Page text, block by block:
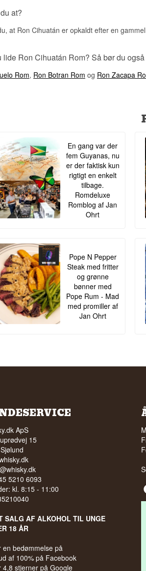
at?
at Ron Cihuatán er opkaldt efter en
lide Ron Cihuatán Rom? Så bør du
Rom, Ron Botran Rom og Ron Zacapa
En gang var der
fem Guyanas, nu
er der faktisk kun
rigtigt en enkelt
tilbage.
Romdeluxe
Romblog af Jan
Ohrt
Pope N Pepper
Steak med fritter
og grønne
bønner med
Pope Rum - Mad
med promiller af
Jan Ohrt
ApS
15
5210 6093
kl. 8:15 - 11:00
SALG AF ALKOHOL TIL UNGE
18 ÅR
en bedømmelse på
af 100% på Facebook
4,8 stjerner på Google